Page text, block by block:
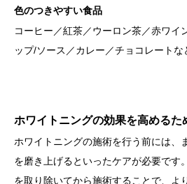
色のつきやすい食品
コーヒー／紅茶／ウーロン茶／赤ワイ
ップ/ソース／カレー／チョコレートな
ホワイトニングの効果を高めるた
ホワイトニングの施術を行う前には、
を磨き上げるといったケアが必要です
を取り除いてから施術することで、よ